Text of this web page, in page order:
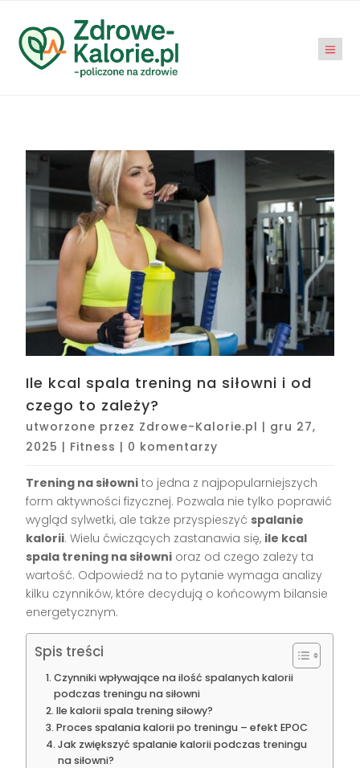
Ile kcal spala trening na siłowni i od
czego to zależy?
utworzone przez Zdrowe-Kalorie.pl | gru 27,
2025 | Fitness | 0 komentarzy
Trening na siłowni to jedna z najpopularniejszych
form aktywności fizycznej. Pozwala nie tylko poprawić
wygląd sylwetki, ale także przyspieszyć spalanie
kalorii. Wielu ćwiczących zastanawia się, ile kcal
spala trening na siłowni oraz od czego zależy ta
wartość. Odpowiedź na to pytanie wymaga analizy
kilku czynników, które decydują o końcowym bilansie
energetycznym.
Spis treści
Czynniki wpływające na ilość spalanych kalorii
podczas treningu na siłowni
Ile kalorii spala trening siłowy?
Proces spalania kalorii po treningu – efekt EPOC
Jak zwiększyć spalanie kalorii podczas treningu
na siłowni?